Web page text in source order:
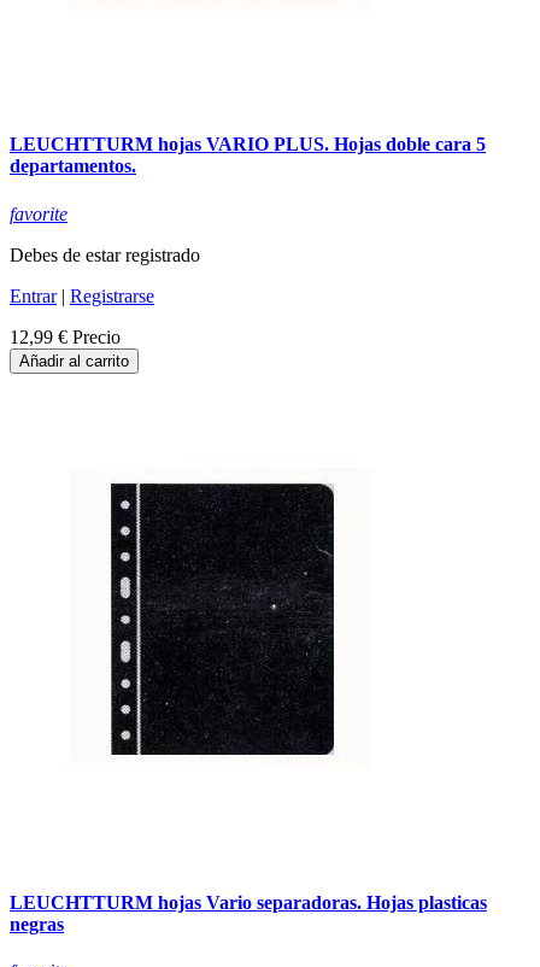
LEUCHTTURM hojas VARIO PLUS. Hojas doble cara 5
departamentos.
favorite
Debes de estar registrado
Entrar| Registrarse
12,99 € Precio
Añadir al carrito
LEUCHTTURM hojas Vario separadoras. Hojas plasticas
negras